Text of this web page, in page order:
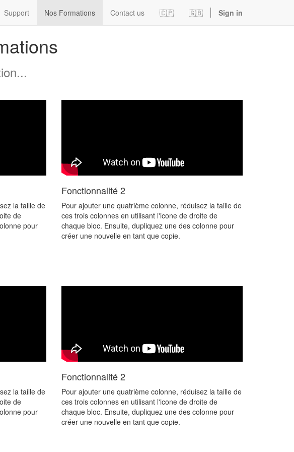
Support Nos Formations Contact us 🇨🇵 🇬🇧 Sign in
la taille de
de
pour
Fonctionnalité 2
Pour ajouter une quatrième colonne, réduisez la taille de
ces trois colonnes en utilisant l'icone de droite de
chaque bloc. Ensuite, dupliquez une des colonne pour
créer une nouvelle en tant que copie.
la taille de
de
pour
Fonctionnalité 2
Pour ajouter une quatrième colonne, réduisez la taille de
ces trois colonnes en utilisant l'icone de droite de
chaque bloc. Ensuite, dupliquez une des colonne pour
créer une nouvelle en tant que copie.